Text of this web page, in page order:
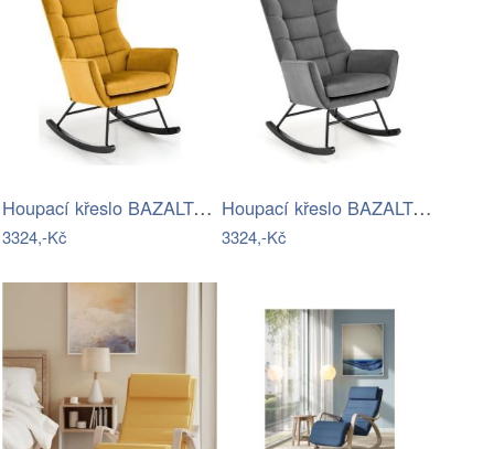
Houpací křeslo BAZALTO hořčicová
3324,-Kč
Houpací křeslo BAZALTO šedá
3324,-Kč